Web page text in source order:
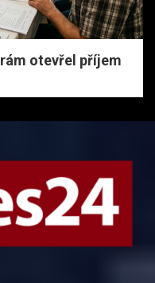
otevřel příjem